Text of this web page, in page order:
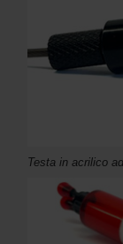
Testa in acrilico